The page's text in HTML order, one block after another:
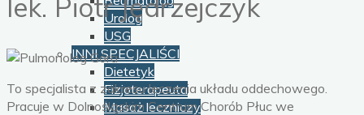
Urolog
USG
INNI SPECJALIŚCI
Dietetyk
Fizjoterapeuta
Masaż leczniczy
lek. Piotr Jędrzejczyk
To specjalista z zakresu leczenia układu oddechowego.
Pracuje w Dolnośląskim Centrum Chorób Płuc we